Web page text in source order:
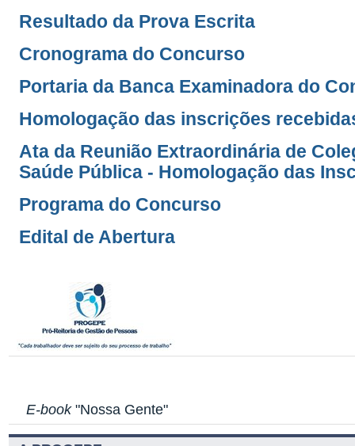
Resultado da Prova Escrita
Cronograma do Concurso
Portaria da Banca Examinadora do
Homologação das inscrições
Ata da Reunião Extraordinária de
Saúde Pública - Homologação das
Programa do Concurso
Edital de Abertura
E-book"Nossa Gente"